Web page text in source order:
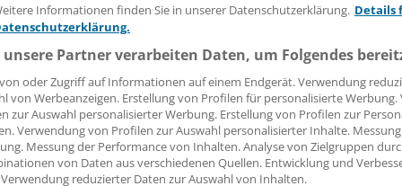
die Bevölkerung in der Region zu einem
Verhalten zu bewegen. Herzinfarkten,
gilt es vorzubeugen, Risikofaktoren zu
erhalten die Teilnehmer dafür nicht. Eine gute Idee ist es,
mit Bürgermeistern und Ortsvereinen gemeinsame
Bürger ansprechen zu können.
Heidelberg ist nicht neu. Bereits in den 90er Jahren
Informationen finden Sie in unserer Datenschutzerklärung. Details
Partner verarbeiten Daten, um Folgendes
oder Zugriff auf Informationen auf einem Endgerät. Verwendung
von Werbeanzeigen. Erstellung von Profilen für personalisierte
zur Auswahl personalisierter Werbung. Erstellung von Profilen zur
Verwendung von Profilen zur Auswahl personalisierter Inhalte.
Messung der Performance von Inhalten. Analyse von Zielgruppen
von Daten aus verschiedenen Quellen. Entwicklung und
reduzierter Daten zur Auswahl von Inhalten.